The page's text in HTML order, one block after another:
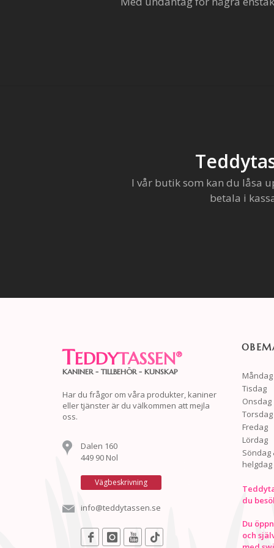
I vår butik som kan du låsa
betala i
TEDDYTASSEN®
KANINER - TILLBEHÖR - KUNSKAP
Har du frågor om våra produkter, kaniner
eller tjänster är du välkommen att mejla
oss.
Dalen 160
449 90 Nol
Vägbeskrivning
info@teddytassen.se
Måndag
Tisdag
Onsdag
Torsdag
Fredag
Lördag
Söndag
helgdag
du
Du
och